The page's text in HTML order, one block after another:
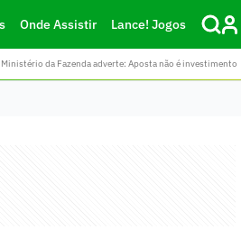
Onde Assistir Lance! Jogos
da Fazenda adverte: Aposta não é investimento